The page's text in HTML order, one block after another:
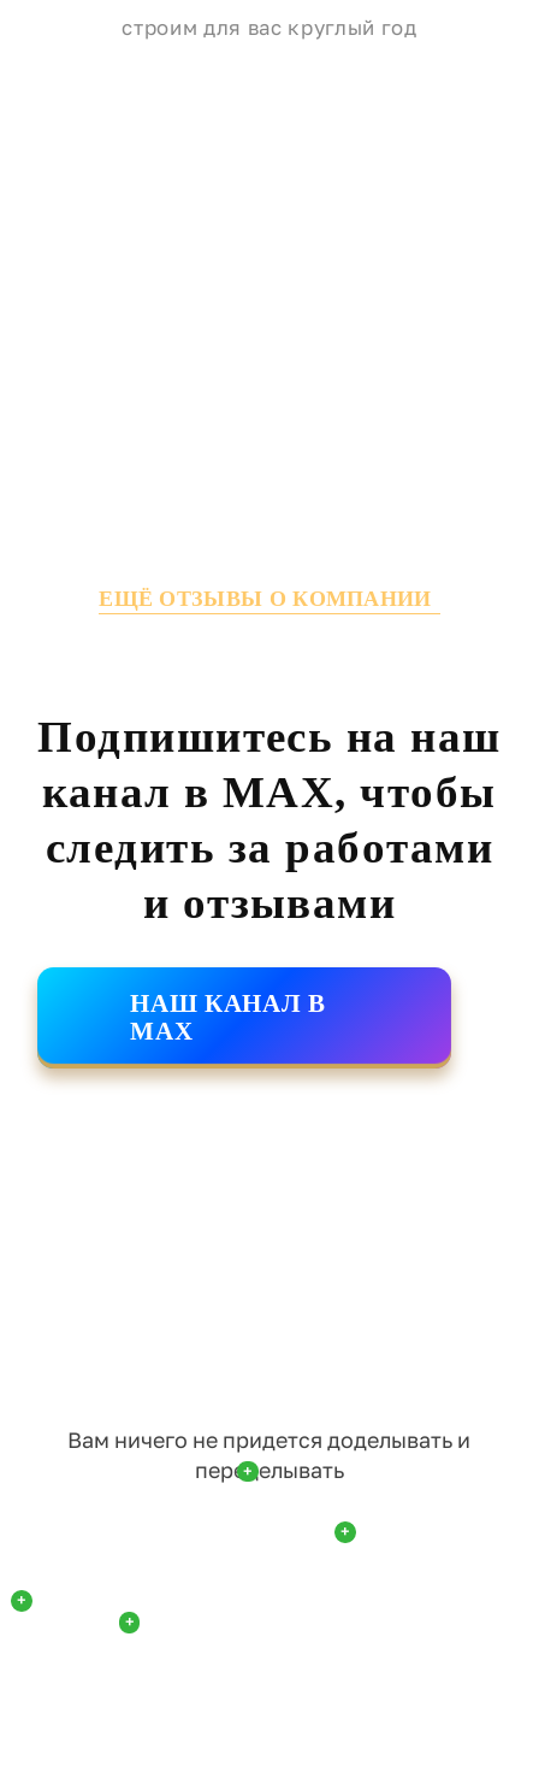
строим для вас круглый год
ЕЩЁ ОТЗЫВЫ О КОМПАНИИ
Подпишитесь на наш
канал в MAX, чтобы
следить за работами
и отзывами
НАШ КАНАЛ В
MAX
Вам ничего не придется доделывать и
переделывать
+
+
+
+